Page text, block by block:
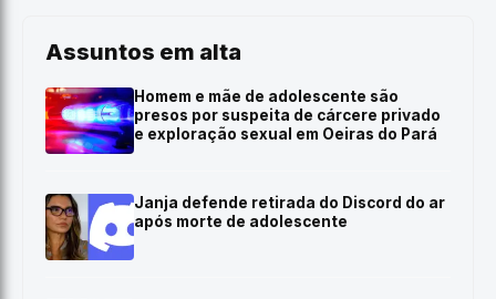
Assuntos em alta
Homem e mãe de adolescente são
presos por suspeita de cárcere privado
e exploração sexual em Oeiras do Pará
Janja defende retirada do Discord do ar
após morte de adolescente